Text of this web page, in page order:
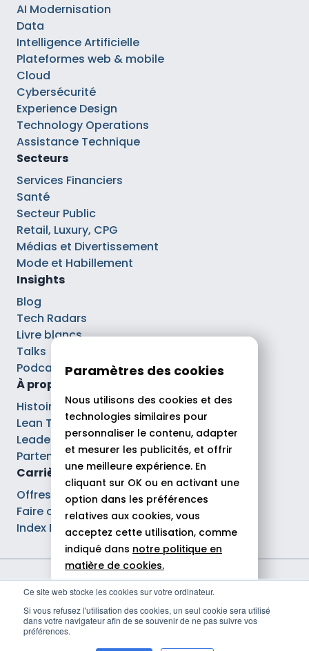
Ce site web stocke les cookies sur votre ordinateur.
Si vous refusez l'utilisation des cookies, un seul cookie sera utilisé
dans votre navigateur afin de se souvenir de ne pas suivre vos
préférences.
AI Modernisation
Data
Intelligence Artificielle
Plateformes web & mobile
Cloud
Cybersécurité
Experience Design
Technology Operations
Assistance Technique
Secteurs
Services Financiers
Santé
Secteur Public
Retail, Luxury, CPG
Médias et Divertissement
Mode et Habillement
Insights
Blog
Tech Radars
Livre blancs
Talks
Podcasts
À propos
Histoire
Lean Tech®
Leaders
Partenaires
Carrières
Offres d’emploi
Faire carrière chez Theodo
Index Ega Pro
Mentions légales
Déclaration d'accessibilité
Politique de gestion des cookies
Paramètres des cookies
Nous utilisons des cookies et des
technologies similaires pour
personnaliser le contenu, adapter
et mesurer les publicités, et offrir
une meilleure expérience. En
cliquant sur OK ou en activant une
option dans les préférences
relatives aux cookies, vous
acceptez cette utilisation, comme
indiqué dans notre politique en
matière de cookies.
Tout autoriser